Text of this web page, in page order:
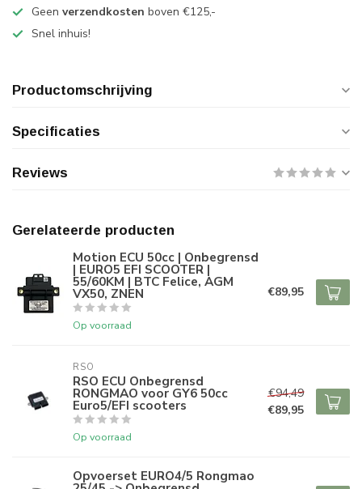
Geen verzendkosten boven €125,-
Snel inhuis!
Productomschrijving
Specificaties
Reviews
Gerelateerde producten
Motion ECU 50cc | Onbegrensd
| EURO5 EFI SCOOTER |
55/60KM | BTC Felice, AGM
VX50, ZNEN
Op voorraad
€89,95
RSO
RSO ECU Onbegrensd
RONGMAO voor GY6 50cc
Euro5/EFI scooters
Op voorraad
€94,49
€89,95
Opvoerset EURO4/5 Rongmao